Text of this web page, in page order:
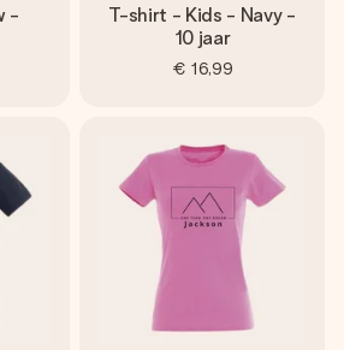
-
T-shirt - Kids - Navy -
10 jaar
€ 16,99